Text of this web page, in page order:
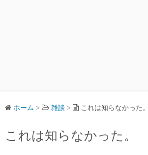
ホーム > 雑談 > これは知らなかった。
これは知らなかった。